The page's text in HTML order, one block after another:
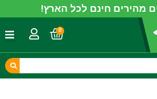
מהירים חינם לכל הארץ!
0